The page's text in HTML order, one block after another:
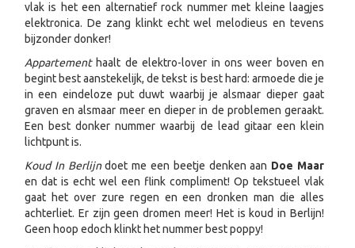
vlak is het een alternatief rock nummer met kleine laagjes
elektronica. De zang klinkt echt wel melodieus en tevens
bijzonder donker!
Appartementhaalt de elektro-lover in ons weer boven en
begint best aanstekelijk, de tekst is best hard: armoede die je
in een eindeloze put duwt waarbij je alsmaar dieper gaat
graven en alsmaar meer en dieper in de problemen geraakt.
Een best donker nummer waarbij de lead gitaar een klein
lichtpunt is.
Koud In Berlijndoet me een beetje denken aan Doe Maar
en dat is echt wel een flink compliment! Op tekstueel vlak
gaat het over zure regen en een dronken man die alles
achterliet. Er zijn geen dromen meer! Het is koud in Berlijn!
Geen hoop edoch klinkt het nummer best poppy!